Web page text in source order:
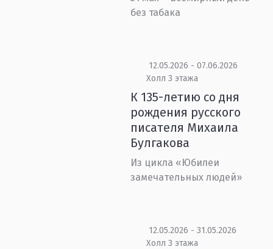
без табака
12.05.2026 - 07.06.2026
Холл 3 этажа
К 135-летию со дня
рождения русского
писателя Михаила
Булгакова
Из цикла «Юбилеи
замечательных людей»
12.05.2026 - 31.05.2026
Холл 3 этажа